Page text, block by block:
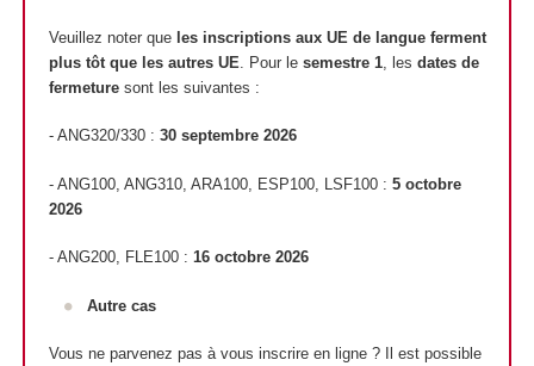
Veuillez noter que les inscriptions aux UE de langue ferment
plus tôt que les autres UE . Pour le semestre 1, les dates de
fermeturesont les suivantes :
- ANG320/330 : 30 septembre 2026
- ANG100, ANG310, ARA100, ESP100, LSF100 : 5 octobre
2026
- ANG200, FLE100 : 16 octobre 2026
Autre cas
Vous ne parvenez pas à vous inscrire en ligne ? Il est possible